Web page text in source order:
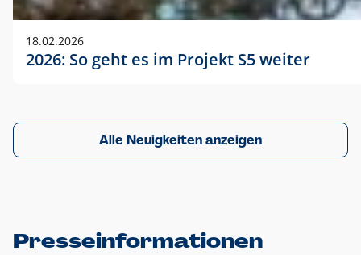
18.02.2026
2026: So geht es im Projekt S5 weiter
Alle Neuigkeiten anzeigen
Presseinformationen